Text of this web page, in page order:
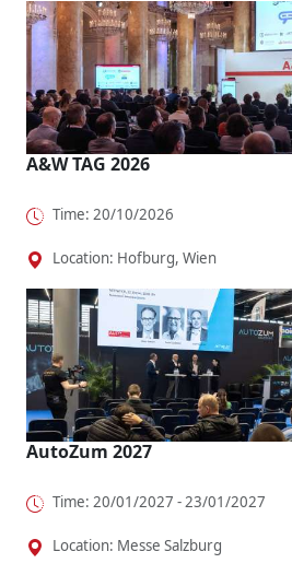
A&W TAG 2026
Time: 20/10/2026
Location: Hofburg, Wien
AutoZum 2027
Time: 20/01/2027 - 23/01/2027
Location: Messe Salzburg